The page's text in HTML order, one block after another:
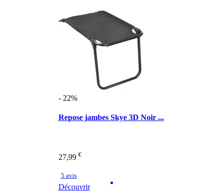
- 22%
Repose jambes Skye 3D Noir ...
27,99 €
5 avis
Découvrir